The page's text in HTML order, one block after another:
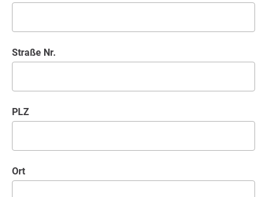
Straße Nr.
PLZ
Ort